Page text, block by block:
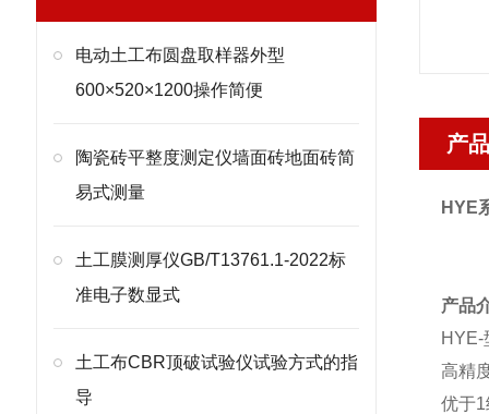
电动土工布圆盘取样器外型
600×520×1200操作简便
陶瓷砖平整度测定仪墙面砖地面砖简
易式测量
土工膜测厚仪GB/T13761.1-2022标
准电子数显式
土工布CBR顶破试验仪试验方式的指
导
产
HYE
产品
HYE-
高精
优于1